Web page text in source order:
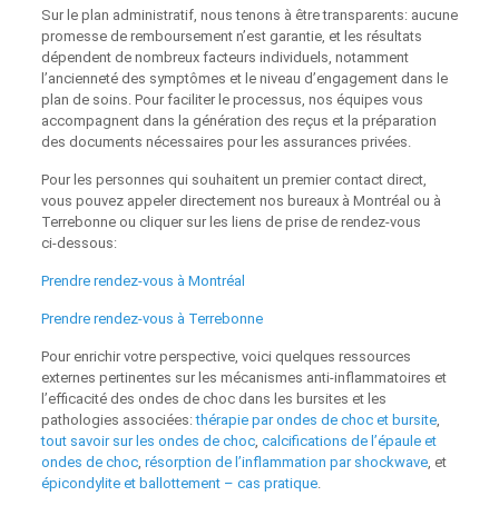
Sur le plan administratif, nous tenons à être transparents: aucune
promesse de remboursement n’est garantie, et les résultats
dépendent de nombreux facteurs individuels, notamment
l’ancienneté des symptômes et le niveau d’engagement dans le
plan de soins. Pour faciliter le processus, nos équipes vous
accompagnent dans la génération des reçus et la préparation
des documents nécessaires pour les assurances privées.
Pour les personnes qui souhaitent un premier contact direct,
vous pouvez appeler directement nos bureaux à Montréal ou à
Terrebonne ou cliquer sur les liens de prise de rendez‑vous
ci‑dessous:
Prendre rendez‑vous à Montréal
Prendre rendez‑vous à Terrebonne
Pour enrichir votre perspective, voici quelques ressources
externes pertinentes sur les mécanismes anti‑inflammatoires et
l’efficacité des ondes de choc dans les bursites et les
pathologies associées:thérapie par ondes de choc et bursite,
tout savoir sur les ondes de choc, calcifications de l’épaule et
ondes de choc, résorption de l’inflammation par shockwave, et
épicondylite et ballottement – cas pratique.